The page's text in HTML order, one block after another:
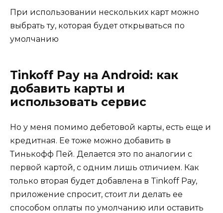
При использовании нескольких карт можно
выбрать ту, которая будет открываться по
умолчанию
Tinkoff Pay на Android: как
добавить карты и
использовать сервис
Но у меня помимо дебетовой карты, есть еще и
кредитная. Ее тоже можно добавить в
Тинькофф Пей. Делается это по аналогии с
первой картой, с одним лишь отличием. Как
только вторая будет добавлена в Tinkoff Pay,
приложение спросит, стоит ли делать ее
способом оплаты по умолчанию или оставить